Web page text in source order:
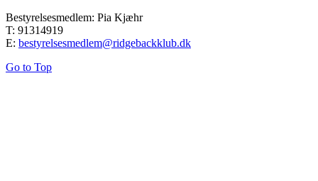
Bestyrelsesmedlem: Pia Kjæhr
T: 91314919
E: bestyrelsesmedlem@ridgebackklub.dk
Go to Top